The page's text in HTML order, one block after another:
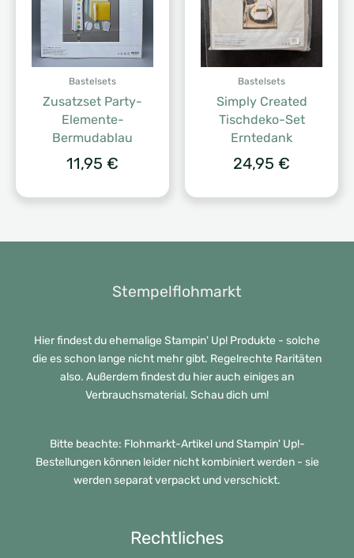
Bastelsets
Zusatzset Party-
Elemente-
Bermudablau
11,95 €
Bastelsets
Simply Created
Tischdeko-Set
Erntedank
24,95 €
Stempelflohmarkt
Hier findest du ehemalige Stampin' Up! Produkte - solche
die es schon lange nicht mehr gibt. Regelrechte Raritäten
also. Außerdem findest du hier auch einiges an
Verbrauchsmaterial. Schau dich um!
Bitte beachte: Flohmarkt-Artikel und Stampin' Up!-
Bestellungen können leider nicht kombiniert werden - sie
werden separat verpackt und verschickt.
Rechtliches